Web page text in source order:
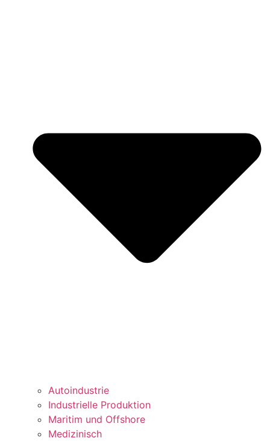
Autoindustrie
Industrielle Produktion
Maritim und Offshore
Medizinisch